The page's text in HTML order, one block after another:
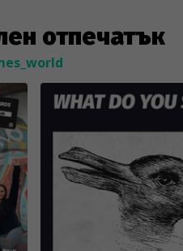
отпечатък